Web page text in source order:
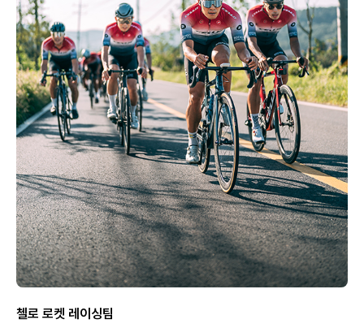
첼로 로켓 레이싱팀